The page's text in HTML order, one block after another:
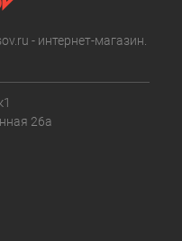
- интернет-магазин.
26а